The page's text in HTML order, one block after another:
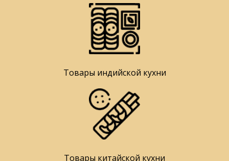
Товары индийской кухни
Товары китайской кухни